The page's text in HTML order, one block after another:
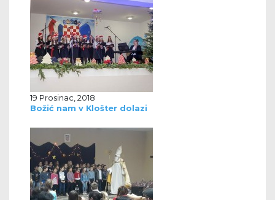
19 Prosinac, 2018
Božić nam v Klošter dolazi